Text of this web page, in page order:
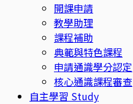
開課申請
教學助理
課程補助
典範與特色課程
申請通識學分認定
核心通識課程審查
自主學習 Study